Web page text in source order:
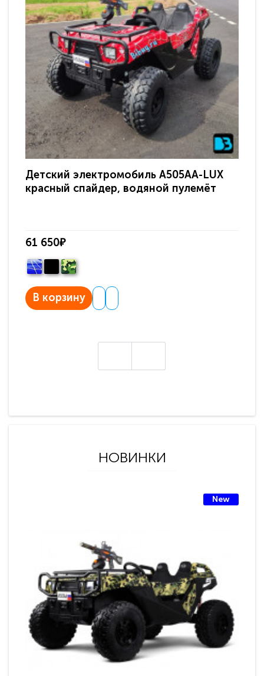
Детский электромобиль A505AA-LUX
красный спайдер, водяной пулемёт
61 650₽
В корзину
НОВИНКИ
New